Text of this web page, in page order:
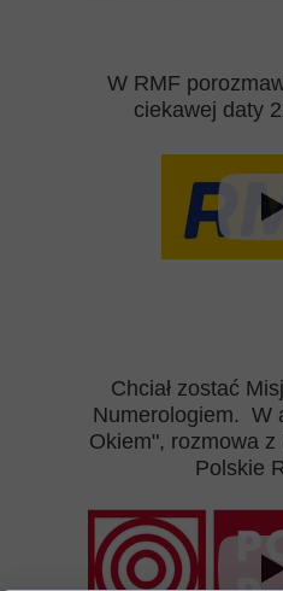
W RMF
ciekawej daty
Chciał zostać
Numerologiem. W
Okiem", rozmowa
Polskie